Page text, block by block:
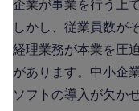
企業が事業を行う上
しかし、従業員数が
経理業務が本業を圧
があります。中小企
ソフトの導入が欠か